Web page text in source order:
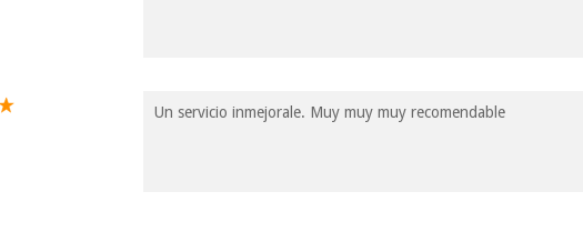
Un servicio inmejorale. Muy muy muy recomendable